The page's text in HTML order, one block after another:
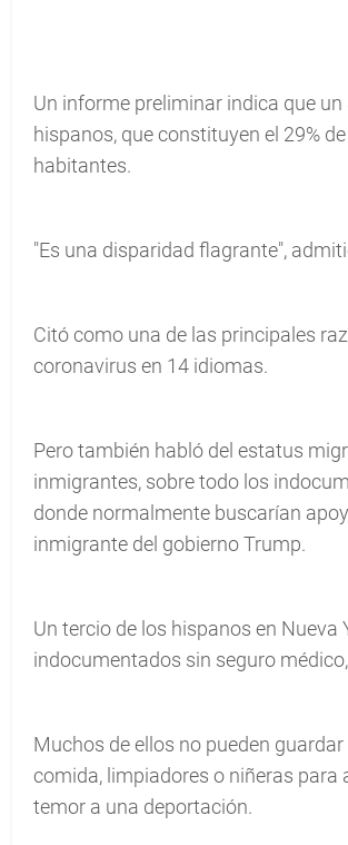
Un informe preliminar indica que
hispanos, que constituyen el 29%
habitantes.
"Es una disparidad flagrante",
Citó como una de las principales
coronavirus en 14 idiomas.
Pero también habló del estatus
inmigrantes, sobre todo los
donde normalmente buscarían
inmigrante del gobierno Trump.
Un tercio de los hispanos en
indocumentados sin seguro
Muchos de ellos no pueden
comida, limpiadores o niñeras
temor a una deportación.